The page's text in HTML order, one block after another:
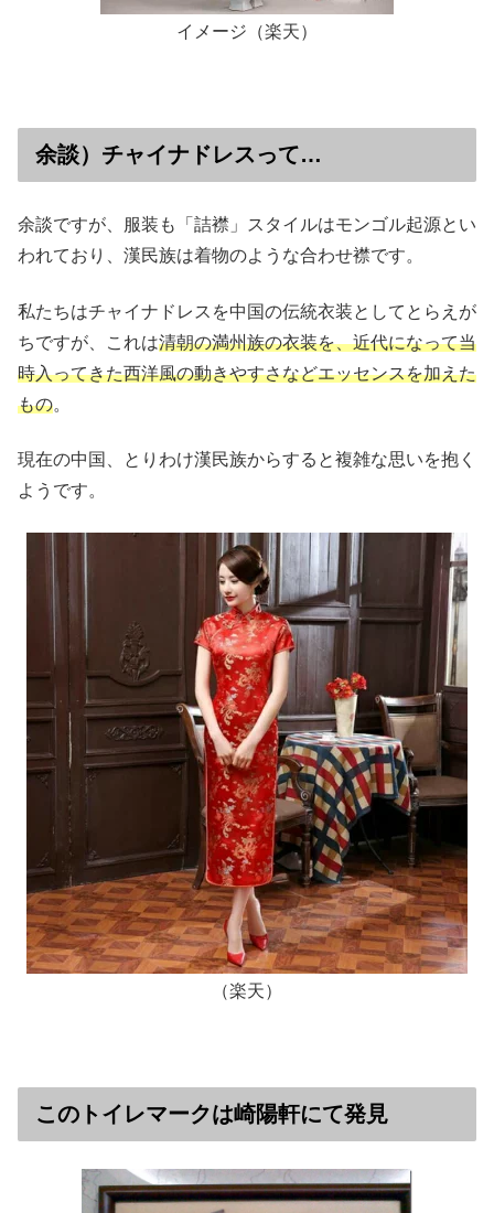
イメージ（楽天）
余談）チャイナドレスって…
余談ですが、服装も「詰襟」スタイルはモンゴル起源とい
われており、漢民族は着物のような合わせ襟です。
私たちはチャイナドレスを中国の伝統衣装としてとらえが
ちですが、これは清朝の満州族の衣装を、近代になって当
時入ってきた西洋風の動きやすさなどエッセンスを加えた
もの。
現在の中国、とりわけ漢民族からすると複雑な思いを抱く
ようです。
（楽天）
このトイレマークは崎陽軒にて発見